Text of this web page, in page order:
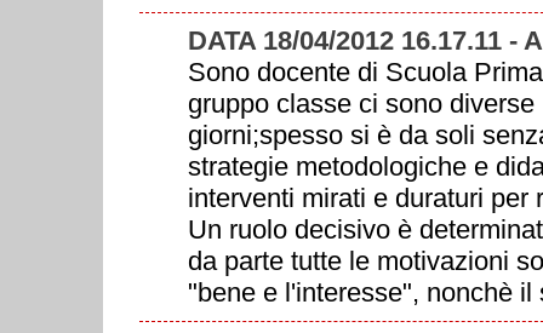
DATA 18/04/2012 16.17.11 -
Sono docente di Scuola
gruppo classe ci sono
giorni;spesso si è da soli
strategie metodologiche e
interventi mirati e duraturi per
Un ruolo decisivo è
da parte tutte le motivazioni
"bene e l'interesse", nonchè